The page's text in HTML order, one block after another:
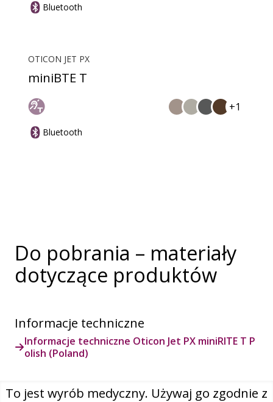
Bluetooth
OTICON JET PX
miniBTE T
+1
Bluetooth
Do pobrania – materiały
dotyczące produktów
Informacje techniczne
Informacje techniczne Oticon Jet PX miniRITE T P
olish (Poland)
Instrukcja obsługi
To jest wyrób medyczny. Używaj go zgodnie z